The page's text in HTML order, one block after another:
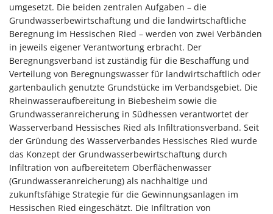
umgesetzt. Die beiden zentralen Aufgaben – die
Grundwasserbewirtschaftung und die landwirtschaftliche
Beregnung im Hessischen Ried – werden von zwei Verbänden
in jeweils eigener Verantwortung erbracht. Der
Beregnungsverband ist zuständig für die Beschaffung und
Verteilung von Beregnungswasser für landwirtschaftlich oder
gartenbaulich genutzte Grundstücke im Verbandsgebiet. Die
Rheinwasseraufbereitung in Biebesheim sowie die
Grundwasseranreicherung in Südhessen verantwortet der
Wasserverband Hessisches Ried als Infiltrationsverband. Seit
der Gründung des Wasserverbandes Hessisches Ried wurde
das Konzept der Grundwasserbewirtschaftung durch
Infiltration von aufbereitetem Oberflächenwasser
(Grundwasseranreicherung) als nachhaltige und
zukunftsfähige Strategie für die Gewinnungsanlagen im
Hessischen Ried eingeschätzt. Die Infiltration von